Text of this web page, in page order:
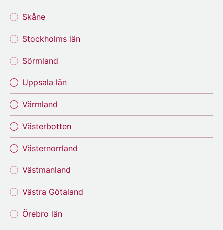
Skåne
Stockholms län
Sörmland
Uppsala län
Värmland
Västerbotten
Västernorrland
Västmanland
Västra Götaland
Örebro län